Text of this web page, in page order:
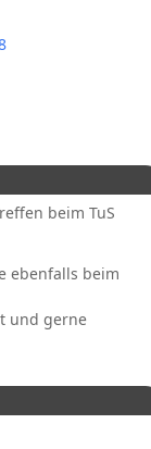
beim TuS
ebenfalls beim
und gerne